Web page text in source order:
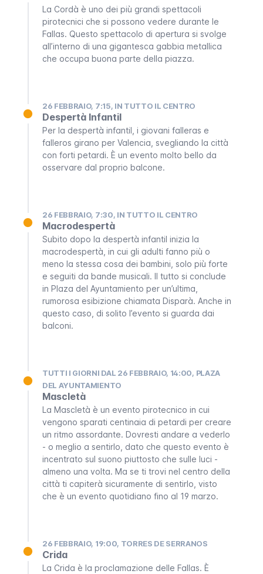
La Cordà è uno dei più grandi spettacoli
pirotecnici che si possono vedere durante le
Fallas. Questo spettacolo di apertura si svolge
all’interno di una gigantesca gabbia metallica
che occupa buona parte della piazza.
26 FEBBRAIO, 7:15, IN TUTTO IL CENTRO
Despertà Infantil
Per la despertà infantil , i giovani falleras e
falleros girano per Valencia, svegliando la città
con forti petardi. È un evento molto bello da
osservare dal proprio balcone.
26 FEBBRAIO, 7:30, IN TUTTO IL CENTRO
Macrodespertà
Subito dopo la despertà infantil inizia la
macrodespertà , in cui gli adulti fanno più o
meno la stessa cosa dei bambini, solo più forte
e seguiti da bande musicali. Il tutto si conclude
in Plaza del Ayuntamiento per un’ultima,
rumorosa esibizione chiamata Disparà. Anche in
questo caso, di solito l’evento si guarda dai
balconi.
TUTTI I GIORNI DAL 26 FEBBRAIO, 14:00, PLAZA
DEL AYUNTAMIENTO
Mascletà
La Mascletà è un evento pirotecnico in cui
vengono sparati centinaia di petardi per creare
un ritmo assordante. Dovresti andare a vederlo
- o meglio a sentirlo, dato che questo evento è
incentrato sul suono piuttosto che sulle luci -
almeno una volta. Ma se ti trovi nel centro della
città ti capiterà sicuramente di sentirlo, visto
che è un evento quotidiano fino al 19 marzo.
26 FEBBRAIO, 19:00, TORRES DE SERRANOS
Crida
La Crida è la proclamazione delle Fallas. È